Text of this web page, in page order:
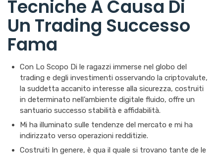
Tecniche A Causa Di
Un Trading Successo
Fama
Con Lo Scopo Di le ragazzi immerse nel globo del
trading e degli investimenti osservando la criptovalute,
la suddetta accanito interesse alla sicurezza, costruiti
in determinato nell’ambiente digitale fluido, offre un
santuario successo stabilità e affidabilità.
Mi ha illuminato sulle tendenze del mercato e mi ha
indirizzato verso operazioni redditizie.
Costruiti In genere, è qua il quale si trovano tante de le